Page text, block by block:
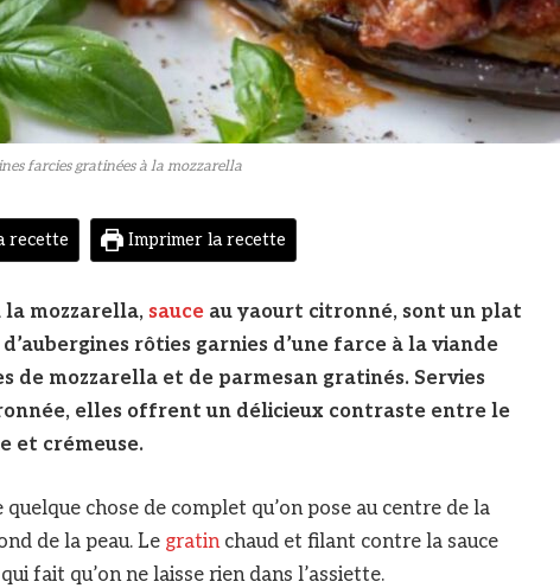
farcies gratinées à la mozzarella
recette Imprimer la recette
la mozzarella, sauce au yaourt citronné, sont un plat
rôties garnies d’une farce à la viande
de mozzarella et de parmesan gratinés. Servies
elles offrent un délicieux contraste entre le
et crémeuse.
chose de complet qu’on pose au centre de la
de la peau. Le gratinchaud et filant contre la sauce
fait qu’on ne laisse rien dans l’assiette.